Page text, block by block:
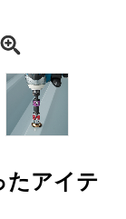
たアイテ